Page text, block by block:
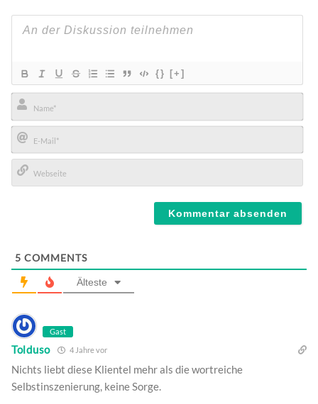
{} [+]
Name*
E-
Mail*
5 COMMENTS
Älteste
Gast
Tolduso 4 Jahre vor
Nichts liebt diese Klientel mehr als die wortreiche
Selbstinszenierung, keine Sorge.